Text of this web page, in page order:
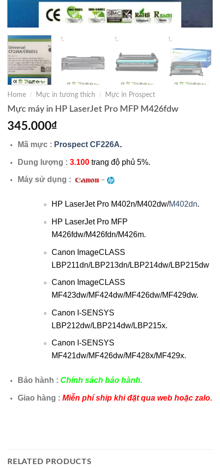
Home / Mực in tương thích / Mực in Prospect
Mực máy in HP LaserJet Pro MFP M426fdw
345.000₫
Mã mực : Prospect CF226A.
Dung lượng : 3.100 trang độ phủ 5%.
Máy sử dụng : –
HP LaserJet Pro M402n/M402dw/M402dn.
HP LaserJet Pro MFP
M426fdw/M426fdn/M426m.
Canon ImageCLASS
LBP211dn/LBP213dn/LBP214dw/LBP215dw
Canon ImageCLASS
MF423dw/MF424dw/MF426dw/MF429dw.
Canon I-SENSYS
LBP212dw/LBP214dw/LBP215x.
Canon I-SENSYS
MF421dw/MF426dw/MF428x/MF429x.
Bảo hành : Chính sách bảo hành.
Giao hàng : Miễn phí ship khi đặt qua web hoặc zalo.
RELATED PRODUCTS